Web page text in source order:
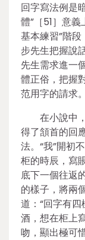
回字寫法例是
體”［51］意
基本練習”階
步先生把握說
先生需求進一
體正俗，把握
范用字的請求。
在小說中
得了頷首的回
法。“我”開初
柜的時辰，寫
底下一個往返
的樣子，將兩
道：“回字有四
酒，想在柜上
吻，顯出極可